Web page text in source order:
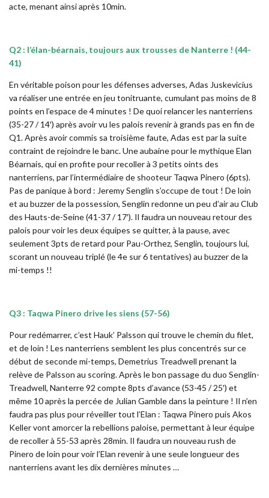
acte, menant ainsi après 10min.
Q2 : l’élan-béarnais, toujours aux trousses de Nanterre ! (44-
41)
En véritable poison pour les défenses adverses, Adas Juskevicius
va réaliser une entrée en jeu tonitruante, cumulant pas moins de 8
points en l’espace de 4 minutes ! De quoi relancer les nanterriens
(35-27 / 14′) après avoir vu les palois revenir à grands pas en fin de
Q1. Après avoir commis sa troisième faute, Adas est par la suite
contraint de rejoindre le banc. Une aubaine pour le mythique Elan
Béarnais, qui en profite pour recoller à 3 petits oints des
nanterriens, par l’intermédiaire de shooteur Taqwa Pinero (6pts).
Pas de panique à bord : Jeremy Senglin s’occupe de tout ! De loin
et au buzzer de la possession, Senglin redonne un peu d’air au Club
des Hauts-de-Seine (41-37 / 17′). Il faudra un nouveau retour des
palois pour voir les deux équipes se quitter, à la pause, avec
seulement 3pts de retard pour Pau-Orthez, Senglin, toujours lui,
scorant un nouveau triplé (le 4e sur 6 tentatives) au buzzer de la
mi-temps !!
Q3 : Taqwa Pinero drive les siens (57-56)
Pour redémarrer, c’est Hauk’ Palsson qui trouve le chemin du filet,
et de loin ! Les nanterriens semblent les plus concentrés sur ce
début de seconde mi-temps, Demetrius Treadwell prenant la
relève de Palsson au scoring. Après le bon passage du duo Senglin-
Treadwell, Nanterre 92 compte 8pts d’avance (53-45 / 25′) et
même 10 après la percée de Julian Gamble dans la peinture ! Il n’en
faudra pas plus pour réveiller tout l’Elan : Taqwa Pinero puis Akos
Keller vont amorcer la rebellions paloise, permettant à leur équipe
de recoller à 55-53 après 28min. Il faudra un nouveau rush de
Pinero de loin pour voir l’Elan revenir à une seule longueur des
nanterriens avant les dix dernières minutes …